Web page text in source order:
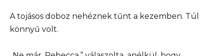
A tojásos doboz nehéznek tűnt a kezemben. Túl
könnyű volt.